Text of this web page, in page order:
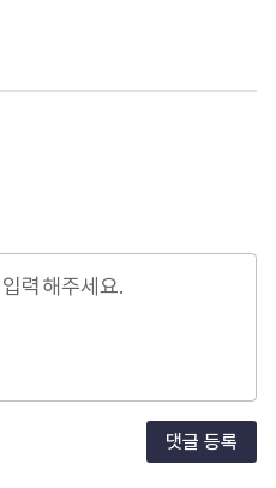
개
댓글 등록